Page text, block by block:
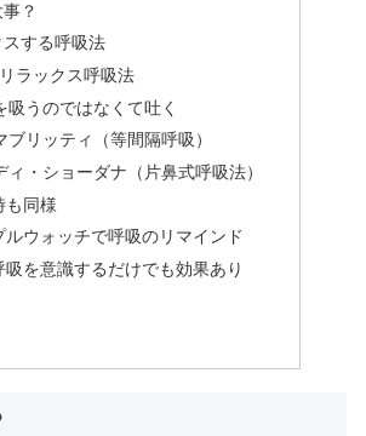
？
スする呼吸法
ラックス呼吸法
吸うのではなくて吐く
ブリッティ（等間隔呼吸）
ィ・ショーダナ（片鼻式呼吸法）
も同様
ルウォッチで呼吸のリマインド
吸を意識するだけでも効果あり